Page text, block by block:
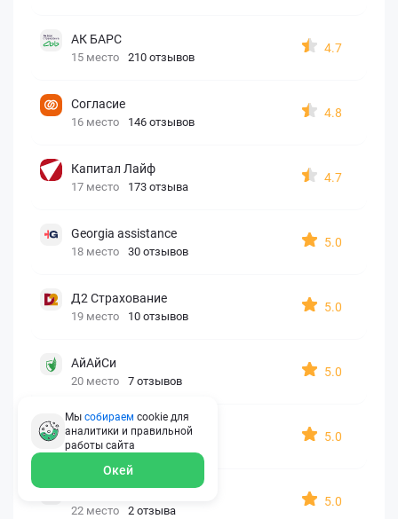
АК БАРС
15 место 210 отзывов
4.7
Согласие
16 место 146 отзывов
4.8
Капитал Лайф
17 место 173 отзыва
4.7
Georgia assistance
18 место 30 отзывов
5.0
Д2 Страхование
19 место 10 отзывов
5.0
АйАйСи
20 место 7 отзывов
5.0
OxySport
21 место 6 отзывов
5.0
ERGO AXA
22 место 2 отзыва
5.0
Мы собираем cookie для
аналитики и правильной
работы сайта
Окей